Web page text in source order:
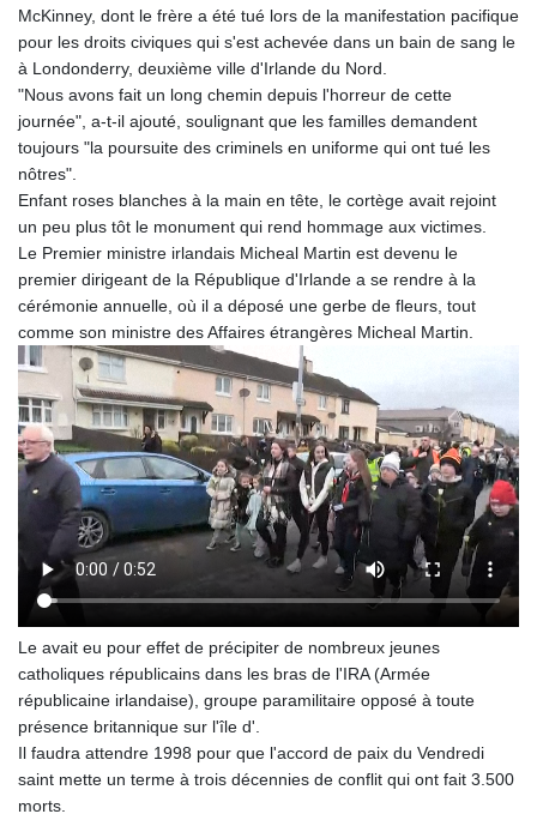
McKinney, dont le frère a été tué lors de la manifestation pacifique
pour les droits civiques qui s'est achevée dans un bain de sang le
à Londonderry, deuxième ville d'Irlande du Nord.
"Nous avons fait un long chemin depuis l'horreur de cette
journée", a-t-il ajouté, soulignant que les familles demandent
toujours "la poursuite des criminels en uniforme qui ont tué les
nôtres".
Enfant roses blanches à la main en tête, le cortège avait rejoint
un peu plus tôt le monument qui rend hommage aux victimes.
Le Premier ministre irlandais Micheal Martin est devenu le
premier dirigeant de la République d'Irlande a se rendre à la
cérémonie annuelle, où il a déposé une gerbe de fleurs, tout
comme son ministre des Affaires étrangères Micheal Martin.
Le avait eu pour effet de précipiter de nombreux jeunes
catholiques républicains dans les bras de l'IRA (Armée
républicaine irlandaise), groupe paramilitaire opposé à toute
présence britannique sur l'île d'.
Il faudra attendre 1998 pour que l'accord de paix du Vendredi
saint mette un terme à trois décennies de conflit qui ont fait 3.500
morts.